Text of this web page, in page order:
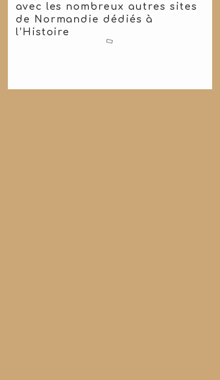
avec les nombreux autres sites
de Normandie dédiés à
l’Histoire